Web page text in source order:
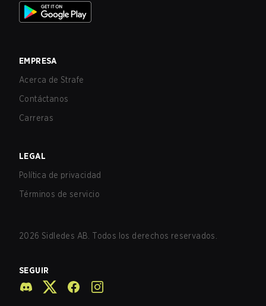
EMPRESA
Acerca de Strafe
Contáctanos
Carreras
LEGAL
Política de privacidad
Términos de servicio
2026 Sidledes AB. Todos los derechos reservados.
SEGUIR